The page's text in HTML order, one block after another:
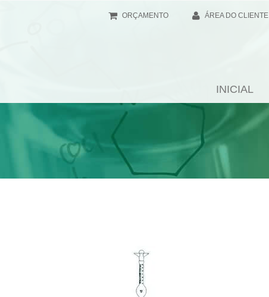
ORÇAMENTO ÁREA DO CLIENTE
INICIAL